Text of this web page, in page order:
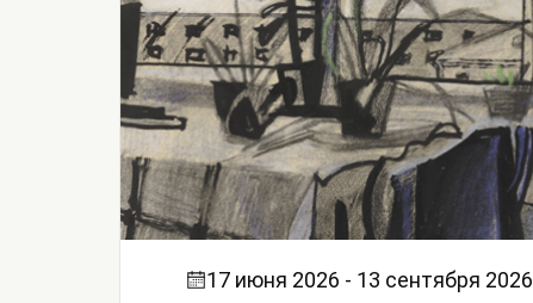
17 июня 2026 - 13 сентября 2026